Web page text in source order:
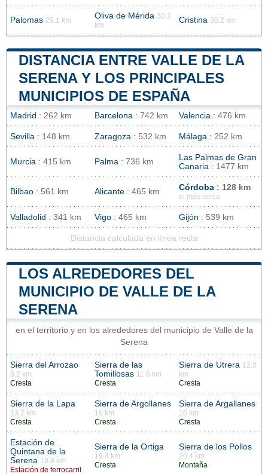
Palomas 29.1 km Oliva de Mérida 30.2
km
Cristina 30.2 km
DISTANCIA ENTRE VALLE DE LA
SERENA Y LOS PRINCIPALES
MUNICIPIOS DE ESPAÑA
Madrid : 262 km Barcelona : 742 km Valencia : 476 km
Sevilla : 148 km Zaragoza : 532 km Málaga : 252 km
Murcia : 415 km Palma : 736 km
Las Palmas de Gran
Canaria : 1477 km
Bilbao : 561 km Alicante : 465 km Córdoba : 128 km
el más cerca
Valladolid : 341 km Vigo : 465 km Gijón : 539 km
Distancia calculada en línea recta
LOS ALREDEDORES DEL
MUNICIPIO DE VALLE DE LA
SERENA
en el territorio y en los alrededores del municipio de Valle de la
Serena
Sierra del Arrozao
6.2 km
Cresta
Sierra de las
Tomillosas 11.6 km
Cresta
Sierra de Utrera 12.8
km
Cresta
Sierra de la Lapa
13.2 km
Cresta
Sierra de Argollanes
16 km
Cresta
Sierra de Argallanes
16 km
Cresta
Estación de
Quintana de la
Serena 18.8 km
Estación de ferrocarril
Sierra de la Ortiga
19.4 km
Cresta
Sierra de los Pollos
20.4 km
Montaña